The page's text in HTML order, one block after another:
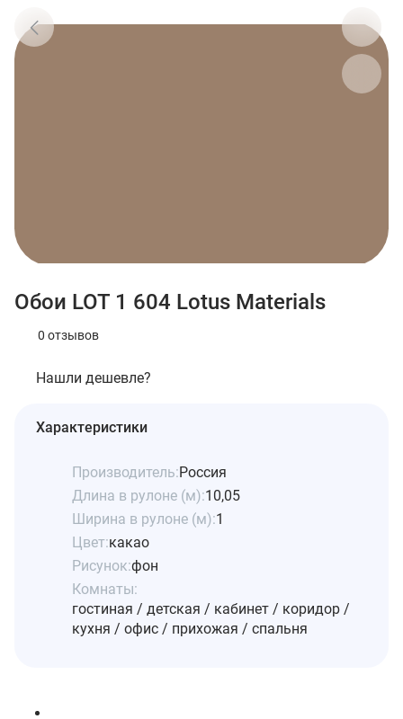
Обои LOT 1 604 Lotus Materials
0 отзывов
Нашли дешевле?
Характеристики
Производитель:Россия
Длина в рулоне (м):10,05
Ширина в рулоне (м):1
Цвет:какао
Рисунок:фон
Комнаты:
гостиная / детская / кабинет / коридор /
кухня / офис / прихожая / спальня